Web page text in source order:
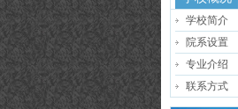
学校简介
院系设置
专业介绍
联系方式